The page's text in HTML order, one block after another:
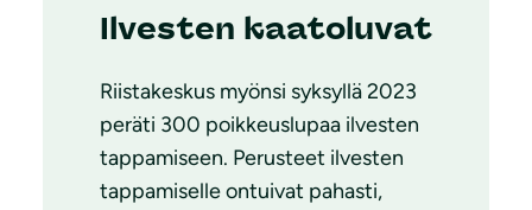
Ilvesten kaatoluvat
Riistakeskus myönsi syksyllä 2023
peräti 300 poikkeuslupaa ilvesten
tappamiseen. Perusteet ilvesten
tappamiselle ontuivat pahasti,